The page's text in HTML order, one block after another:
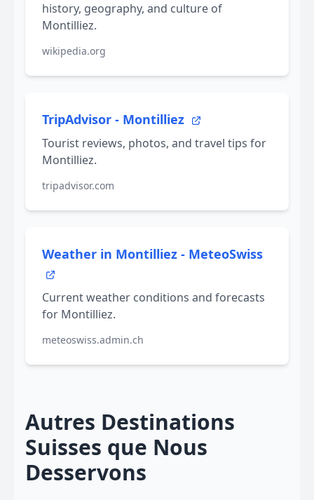
history, geography, and culture of
Montilliez.
wikipedia.org
TripAdvisor - Montilliez
Tourist reviews, photos, and travel tips for
Montilliez.
tripadvisor.com
Weather in Montilliez - MeteoSwiss
Current weather conditions and forecasts
for Montilliez.
meteoswiss.admin.ch
Autres Destinations
Suisses que Nous
Desservons